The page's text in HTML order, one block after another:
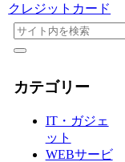
クレジットカード
カテゴリー
IT・ガジェ
ット
WEBサービ